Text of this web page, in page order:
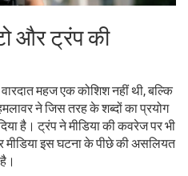
और ट्रंप की
महज एक कोशिश नहीं थी, बल्कि
ने जिस तरह के शब्दों का प्रयोग
है। ट्रंप ने मीडिया की कवरेज पर भी
इस घटना के पीछे की असलियत